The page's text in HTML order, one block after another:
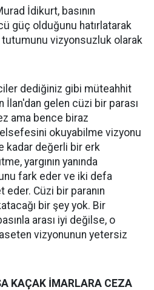
İdikurt, basının
güç olduğunu hatırlatarak
vizyonsuzluk olarak
dediğiniz gibi müteahhit
İlan'dan gelen cüzi bir parası
ama bence biraz
okuyabilme vizyonu
kadar değerli bir erk
yargının yanında
fark eder ve iki defa
Cüzi bir paranın
bir şey yok. Bir
arası iyi değilse, o
vizyonunun yetersiz
KAÇAK İMARLARA CEZA